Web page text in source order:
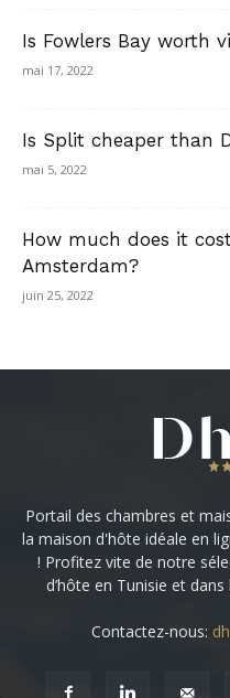
Is Fowlers Bay worth
mai 17, 2022
Is Split cheaper than
mai 5, 2022
How much does it
Amsterdam?
juin 25, 2022
Portail des chambres et
la maison d'hôte idéale en
! Profitez vite de notre
d’hôte en Tunisie et
Contactez-nous: